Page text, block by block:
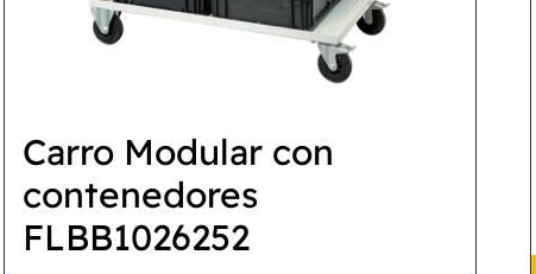
Carro Modular con
contenedores
FLBB1026252